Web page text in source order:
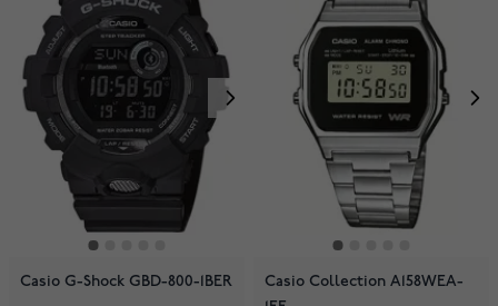
Casio G-Shock GBD-800-1BER
Casio Collection A158WEA-